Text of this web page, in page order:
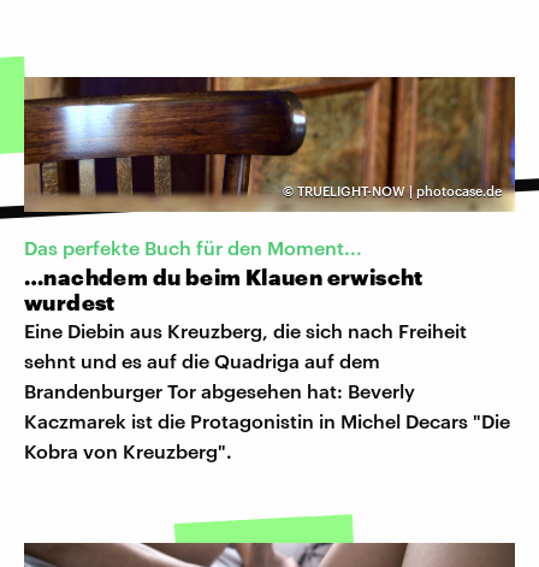
© TRUELIGHT-NOW | photocase.de
Das perfekte Buch für den Moment...
…nachdem du beim Klauen erwischt
wurdest
Eine Diebin aus Kreuzberg, die sich nach Freiheit
sehnt und es auf die Quadriga auf dem
Brandenburger Tor abgesehen hat: Beverly
Kaczmarek ist die Protagonistin in Michel Decars "Die
Kobra von Kreuzberg".